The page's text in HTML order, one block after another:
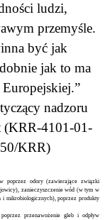
ludzi,
przemyśle.
być jak
jak to ma
nadzoru
(KRR-4101-01-
KRR)
poprzez odory (zawierające związki
zanieczyszczenie wód (w tym w
i mikrobiologicznych), poprzez produkty
przenawożenie gleb i odpływ